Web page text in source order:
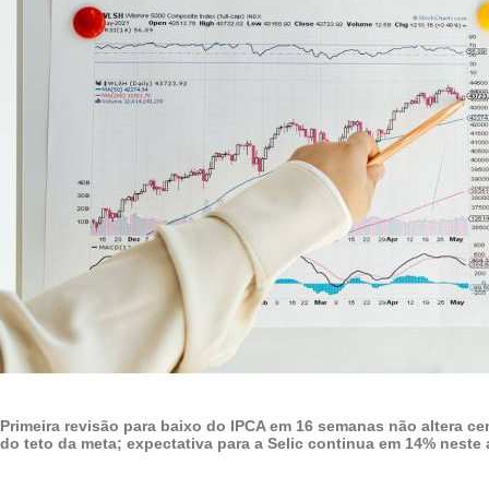
Primeira revisão para baixo do IPCA em 16 semanas não altera
do teto da meta; expectativa para a Selic continua em 14% neste